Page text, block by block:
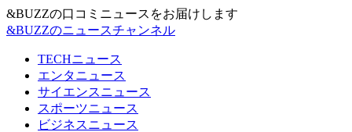
&BUZZの口コミニュースをお届けします
&BUZZのニュースチャンネル
TECHニュース
エンタニュース
サイエンスニュース
スポーツニュース
ビジネスニュース